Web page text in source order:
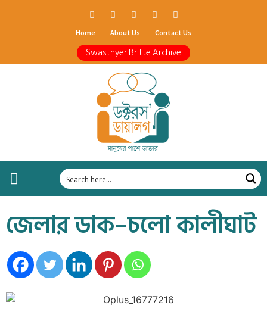
Home About Us Contact Us
Swasthyer Britte Archive
জেলার ডাক–চলো কালীঘাট